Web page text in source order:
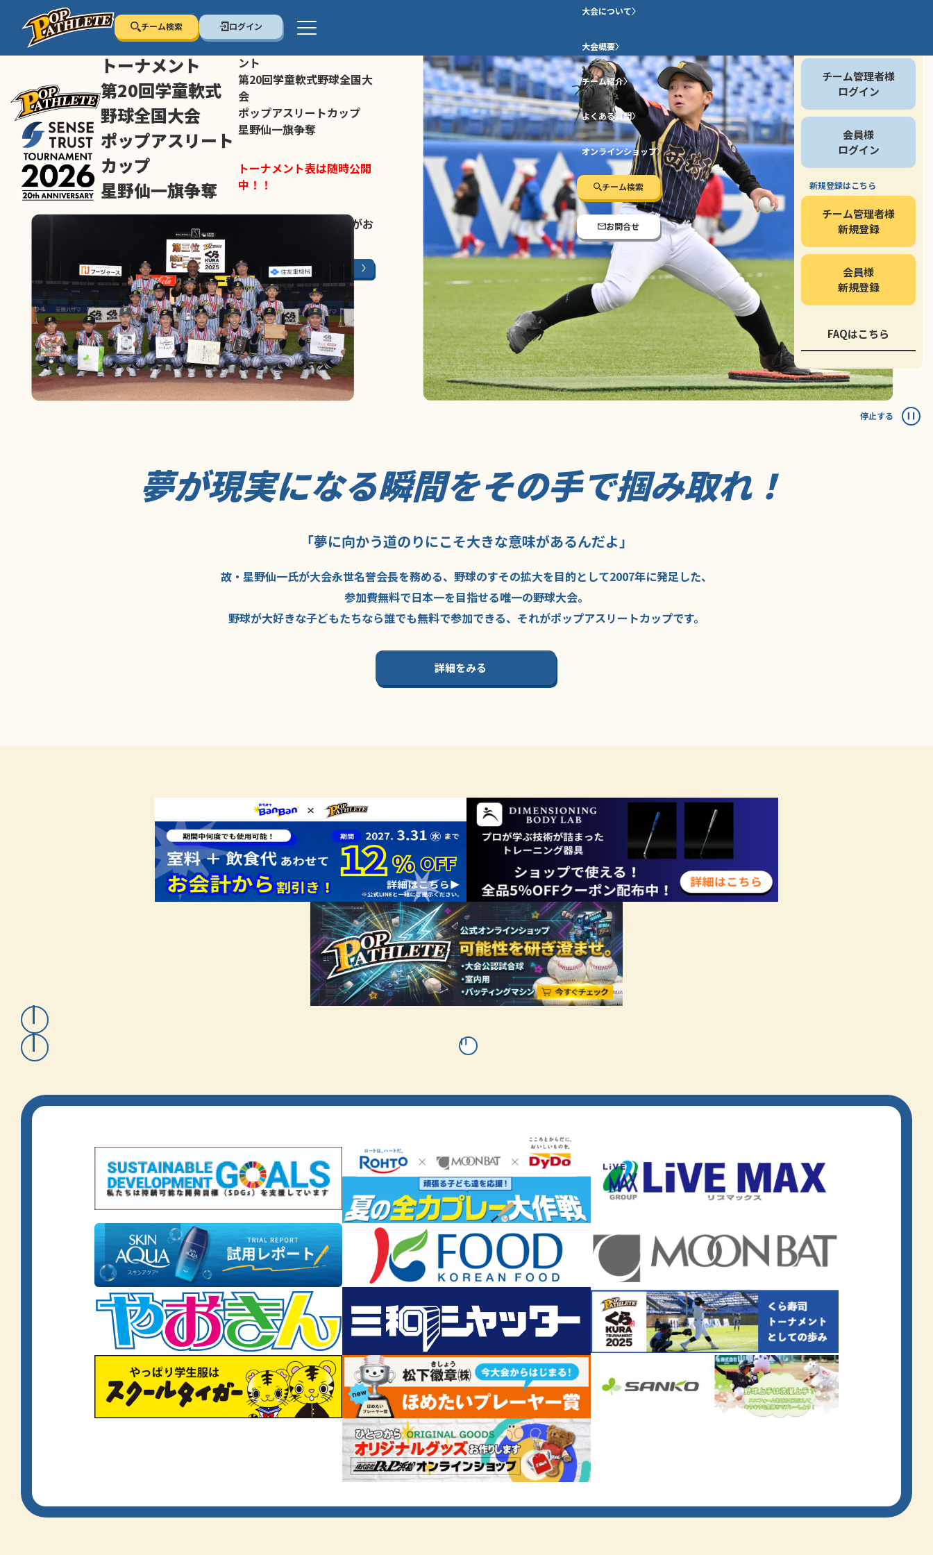
チーム検索 ログイン
大会について
大会概要
チーム紹介
よくある質問
オンラインショップ
チーム検索
お問合せ
停止する
センス・トラスト
トーナメント
第20回学童軟式
野球全国大会
ポップアスリート
カップ
星野仙一旗争奪
トーナメント表は随時公開
センス・トラストトーナメ
ント
第20回学童軟式野球全国大
会
ポップアスリートカップ
星野仙一旗争奪
トーナメント表は随時公開
中！！
がお
大会ページはこちら
チーム管理者様
ログイン
会員様
ログイン
新規登録はこちら
チーム管理者様
新規登録
会員様
新規登録
FAQはこちら
夢が現実になる瞬間をその手で掴み取れ！
「夢に向かう道のりにこそ大きな意味があるんだよ」
故・星野仙一氏が大会永世名誉会長を務める、野球のすその拡大を目的として2007年に発足した、
参加費無料で日本一を目指せる唯一の野球大会。
野球が大好きな子どもたちなら誰でも無料で参加できる、 それがポップアスリートカップです。
詳細をみる